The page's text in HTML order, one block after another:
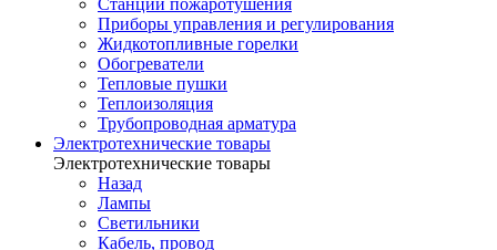
Станции пожаротушения
Приборы управления и регулирования
Жидкотопливные горелки
Обогреватели
Тепловые пушки
Теплоизоляция
Трубопроводная арматура
Электротехнические товары
Электротехнические товары
Назад
Лампы
Светильники
Кабель, провод